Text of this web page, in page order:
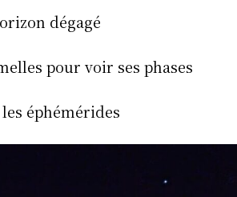
dégagé
pour voir ses phases
éphémérides